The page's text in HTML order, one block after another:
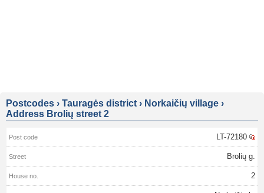
Postcodes › Tauragės district › Norkaičių village ›
Address Brolių street 2
LT-72180
Brolių g.
2